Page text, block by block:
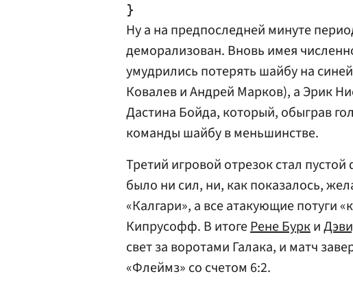
Ну а на предпоследней минуте
деморализован. Вновь имея
умудрились потерять шайбу на
Ковалев иАндрей Марков), а Эрик
Дастина Бойда, который, обыграв
команды шайбу в меньшинстве.
Третий игровой отрезок стал
было ни сил, ни, как показалось,
«Калгари», а все атакующие потуги
Кипрусофф. В итогеРене Бурки
свет за воротами Галака, и матч
«Флеймз» со счетом 6:2.